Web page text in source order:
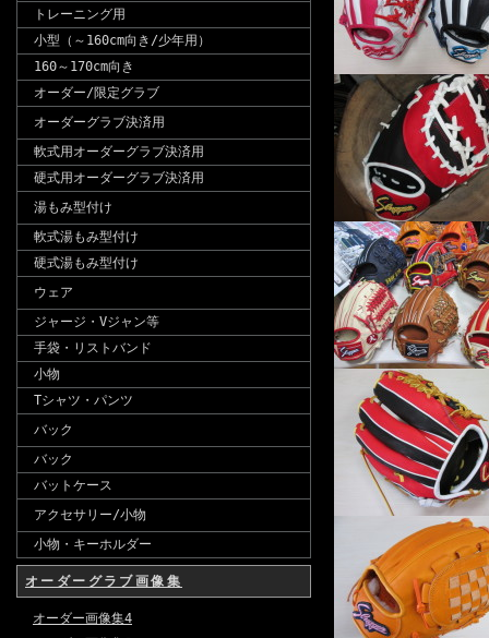
トレーニング用
小型（～160cm向き/少年用）
160～170cm向き
オーダー/限定グラブ
オーダーグラブ決済用
軟式用オーダーグラブ決済用
硬式用オーダーグラブ決済用
湯もみ型付け
軟式湯もみ型付け
硬式湯もみ型付け
ウェア
ジャージ・Vジャン等
手袋・リストバンド
小物
Tシャツ・パンツ
バック
バック
バットケース
アクセサリー/小物
小物・キーホルダー
オーダーグラブ画像集
オーダー画像集4